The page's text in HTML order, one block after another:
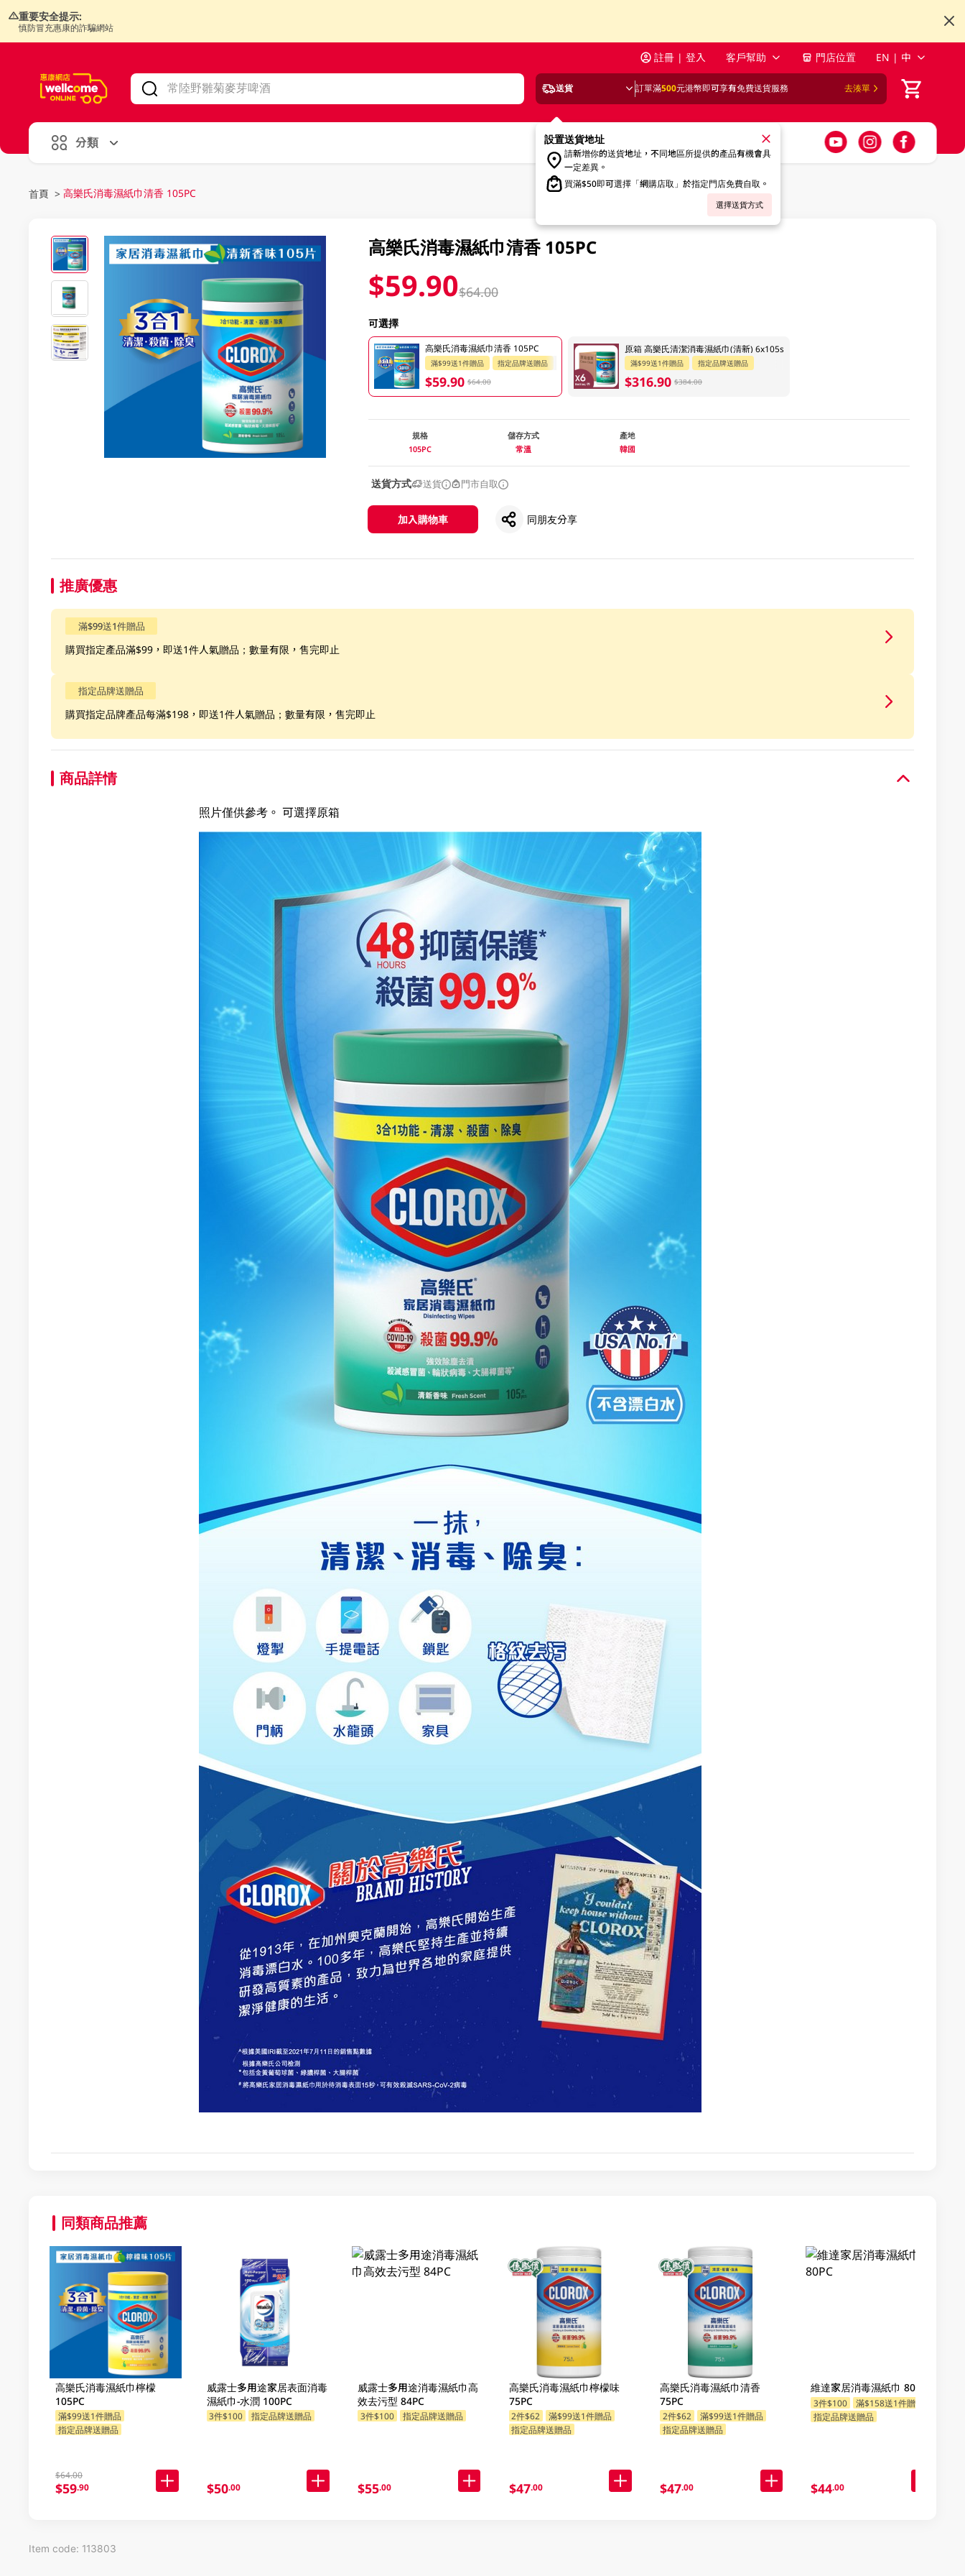
重要安全提示:
慎防冒充惠康的詐騙網站
註冊 | 登入 客戶幫助 門店位置 EN | 中
送貨 訂單滿500元港幣即可享有免費送貨服務 去湊單
設置送貨地址
請新增你的送貨地址，不同地區所提供的產品有機會具
一定差異。
買滿$50即可選擇「網購店取」於指定門店免費自取。
選擇送貨方式
分類
首頁 > 高樂氏消毒濕紙巾清香 105PC
高樂氏消毒濕紙巾清香 105PC
$59.90$64.00
可選擇
高樂氏消毒濕紙巾清香 105PC
滿$99送1件贈品 指定品牌送贈品
$59.90 $64.00
原箱 高樂氏清潔消毒濕紙巾(清新) 6x105s
滿$99送1件贈品 指定品牌送贈品
$316.90 $384.00
規格
105PC
儲存方式
常溫
產地
韓國
送貨方式 送貨 門市自取
加入購物車 同朋友分享
推廣優惠
滿$99送1件贈品
購買指定產品滿$99，即送1件人氣贈品；數量有限，售完即止
指定品牌送贈品
購買指定品牌產品每滿$198，即送1件人氣贈品；數量有限，售完即止
商品詳情
照片僅供參考。 可選擇原箱
同類商品推薦
高樂氏消毒濕紙巾檸檬
105PC
滿$99送1件贈品
指定品牌送贈品
$64.00
$59.90
威露士多用途家居表面消毒
濕紙巾-水潤 100PC
3件$100 指定品牌送贈品
$50.00
威露士多用途消毒濕紙巾高
效去污型 84PC
3件$100 指定品牌送贈品
$55.00
高樂氏消毒濕紙巾檸檬味
75PC
2件$62
滿$99送1件贈品
指定品牌送贈品
$47.00
高樂氏消毒濕紙巾清香
75PC
2件$62
滿$99送1件贈品
指定品牌送贈品
$47.00
維達家居消毒濕紙巾 80PC
3件$100
滿$158送1件贈品
指定品牌送贈品
$44.00
Item code: 113803